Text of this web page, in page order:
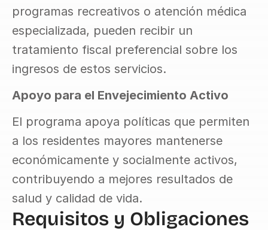
programas recreativos o atención médica
especializada, pueden recibir un
tratamiento fiscal preferencial sobre los
ingresos de estos servicios.
Apoyo para el Envejecimiento Activo
El programa apoya políticas que permiten
a los residentes mayores mantenerse
económicamente y socialmente activos,
contribuyendo a mejores resultados de
salud y calidad de vida.
Requisitos y Obligaciones